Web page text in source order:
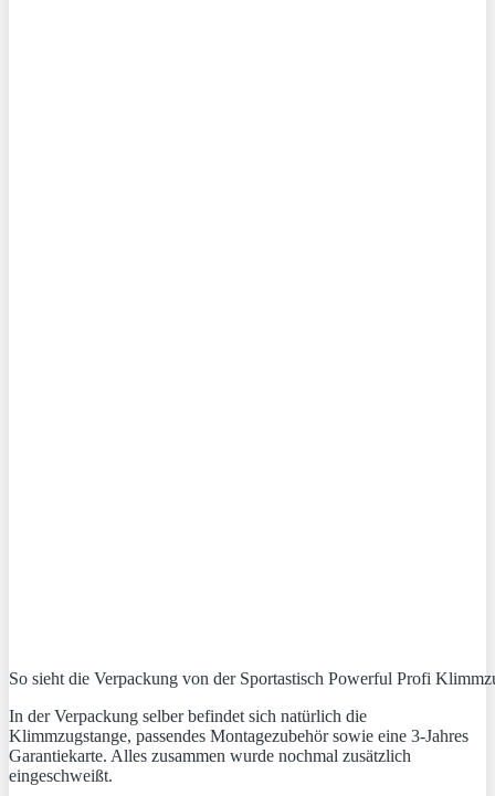
So sieht die Verpackung von der Sportastisch Powerful Profi
In der Verpackung selber befindet sich natürlich die
Klimmzugstange, passendes Montagezubehör sowie eine 3-Jahres
Garantiekarte. Alles zusammen wurde nochmal zusätzlich
eingeschweißt.